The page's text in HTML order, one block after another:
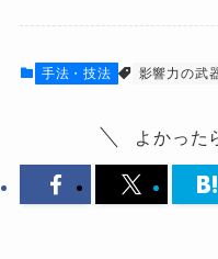
手法・技法 影響力の武
よかった